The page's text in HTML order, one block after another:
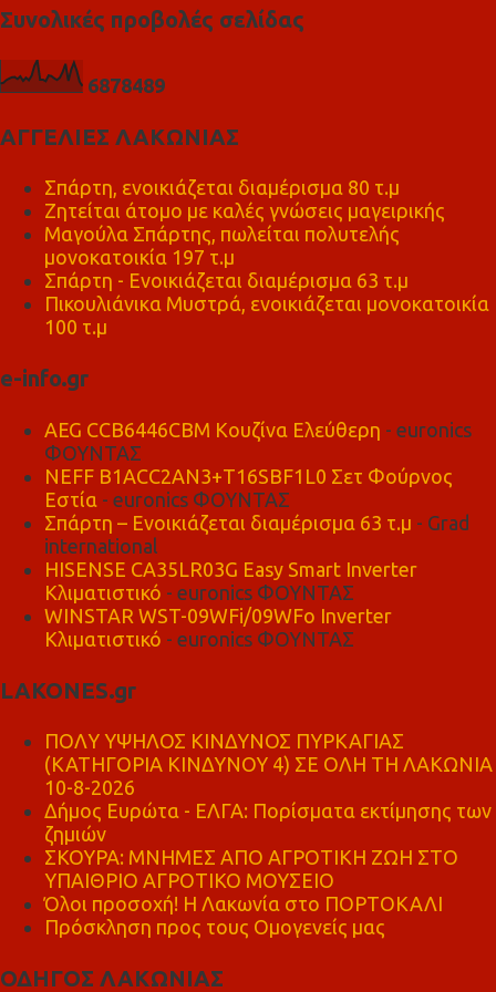
Συνολικές προβολές σελίδας
6878489
ΑΓΓΕΛΙΕΣ ΛΑΚΩΝΙΑΣ
Σπάρτη, ενοικιάζεται διαμέρισμα 80 τ.μ
Ζητείται άτομο με καλές γνώσεις μαγειρικής
Μαγούλα Σπάρτης, πωλείται πολυτελής
μονοκατοικία 197 τ.μ
Σπάρτη - Ενοικιάζεται διαμέρισμα 63 τ.μ
Πικουλιάνικα Μυστρά, ενοικιάζεται μονοκατοικία
100 τ.μ
e-info.gr
AEG CCB6446CBM Κουζίνα Ελεύθερη - euronics
ΦΟΥΝΤΑΣ
NEFF B1ACC2AN3+T16SBF1L0 Σετ Φούρνος
Εστία - euronics ΦΟΥΝΤΑΣ
Σπάρτη – Ενοικιάζεται διαμέρισμα 63 τ.μ - Grad
international
HISENSE CA35LR03G Easy Smart Inverter
Κλιματιστικό - euronics ΦΟΥΝΤΑΣ
WINSTAR WST-09WFi/09WFo Inverter
Κλιματιστικό - euronics ΦΟΥΝΤΑΣ
LAKONES.gr
ΠΟΛΥ ΥΨΗΛΟΣ ΚΙΝΔΥΝΟΣ ΠΥΡΚΑΓΙΑΣ
(ΚΑΤΗΓΟΡΙΑ ΚΙΝΔΥΝΟΥ 4) ΣΕ ΟΛΗ ΤΗ ΛΑΚΩΝΙΑ
10-8-2026
Δήμος Ευρώτα - ΕΛΓΑ: Πορίσματα εκτίμησης των
ζημιών
ΣΚΟΥΡΑ: ΜΝΗΜΕΣ ΑΠΟ ΑΓΡΟΤΙΚΗ ΖΩΗ ΣΤΟ
ΥΠΑΙΘΡΙΟ ΑΓΡΟΤΙΚΟ ΜΟΥΣΕΙΟ
Όλοι προσοχή! Η Λακωνία στο ΠΟΡΤΟΚΑΛΙ
Πρόσκληση προς τους Ομογενείς μας
ΟΔΗΓΟΣ ΛΑΚΩΝΙΑΣ